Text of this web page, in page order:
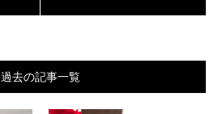
過去の記事一覧